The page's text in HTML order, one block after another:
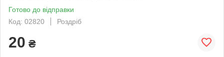
Готово до відправки
Код: 02820
Роздріб
20 ₴